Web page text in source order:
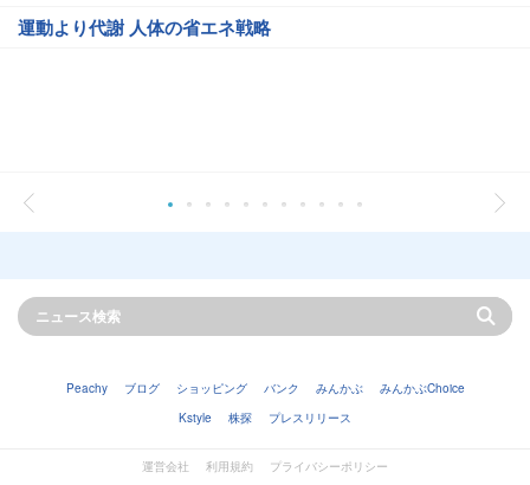
運動より代謝 人体の省エネ戦略
Peachy ブログ ショッピング バンク みんかぶ
みんかぶChoice
Kstyle
株探 プレスリリース
運営会社 利用規約 プライバシーポリシー